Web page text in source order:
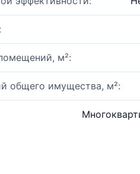
м²:
общего имущества, м²: